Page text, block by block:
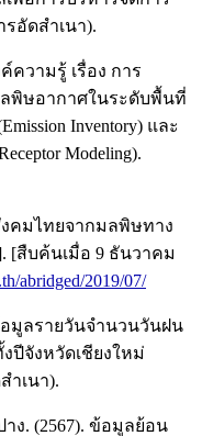
อัดสำเนา).
ความรู้ เรื่อง การ
พิษอากาศในระดับพื้นที่
Inventory) และ
Modeling).
คมไทยจากมลพิษทาง
[สืบค้นเมื่อ 9 ธันวาคม
abridged/2019/07/
มูลรายวันจำนวนวันฝน
ปีจังหวัดเชียงใหม่
ำเนา).
ง. (2567). ข้อมูลย้อน